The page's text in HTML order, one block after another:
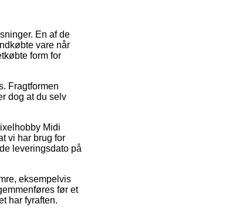
En af de
vare når
form for
Fragtformen
dog at du selv
Midi
vi har brug for
leveringsdato på
eksempelvis
før et
har fyraften.